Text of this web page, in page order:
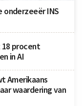
INS
procent
in AI
Amerikaans
waardering van